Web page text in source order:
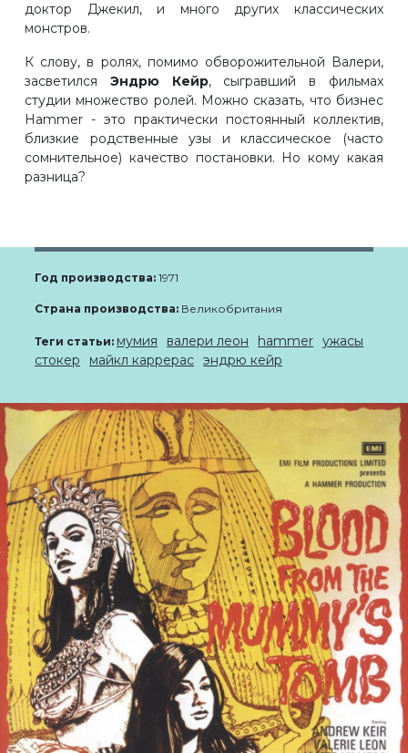
доктор Джекил, и много других классических
монстров.
К слову, в ролях, помимо обворожительной Валери,
засветился Эндрю Кейр, сыгравший в фильмах
студии множество ролей. Можно сказать, что бизнес
Hammer - это практически постоянный коллектив,
близкие родственные узы и классическое (часто
сомнительное) качество постановки. Но кому какая
разница?
Год производства: 1971
Страна производства: Великобритания
Теги статьи: мумия валери леон hammer ужасы
стокер
майкл каррерас эндрю кейр